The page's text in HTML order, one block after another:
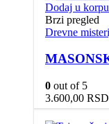
Dodaj u korpu
Brzi pregled
Drevne
0 out of 5
3.600,00 RSD